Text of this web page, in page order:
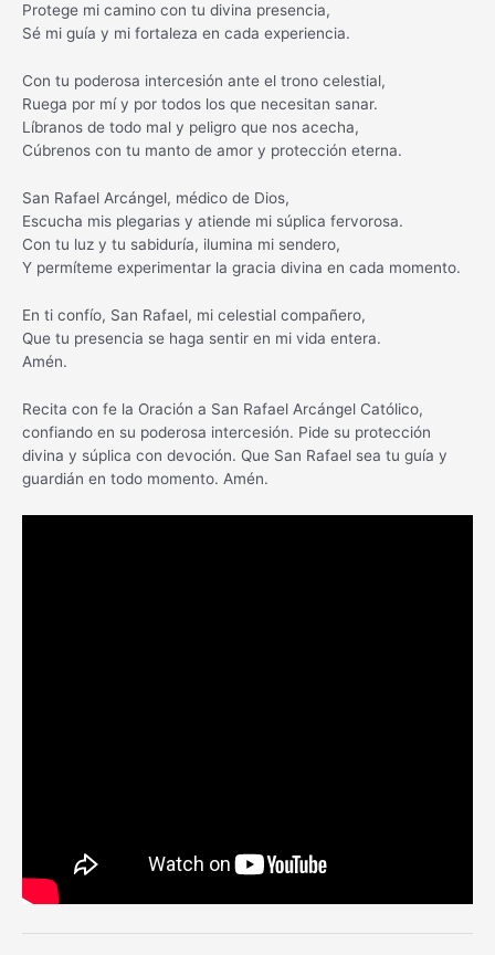
Protege mi camino con tu divina presencia,
Sé mi guía y mi fortaleza en cada experiencia.
Con tu poderosa intercesión ante el trono celestial,
Ruega por mí y por todos los que necesitan sanar.
Líbranos de todo mal y peligro que nos acecha,
Cúbrenos con tu manto de amor y protección eterna.
San Rafael Arcángel, médico de Dios,
Escucha mis plegarias y atiende mi súplica fervorosa.
Con tu luz y tu sabiduría, ilumina mi sendero,
Y permíteme experimentar la gracia divina en cada momento.
En ti confío, San Rafael, mi celestial compañero,
Que tu presencia se haga sentir en mi vida entera.
Amén.
Recita con fe la Oración a San Rafael Arcángel Católico,
confiando en su poderosa intercesión. Pide su protección
divina y súplica con devoción. Que San Rafael sea tu guía y
guardián en todo momento. Amén.